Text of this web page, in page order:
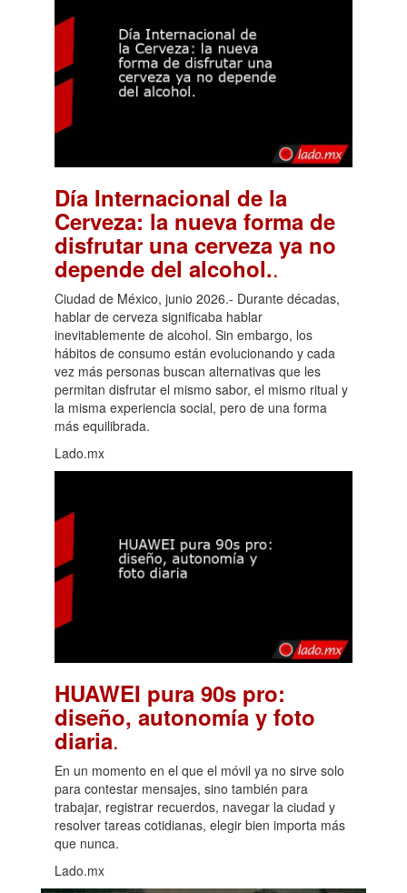
Día Internacional de la
Cerveza: la nueva forma de
disfrutar una cerveza ya no
depende del alcohol..
Ciudad de México, junio 2026.- Durante décadas,
hablar de cerveza significaba hablar
inevitablemente de alcohol. Sin embargo, los
hábitos de consumo están evolucionando y cada
vez más personas buscan alternativas que les
permitan disfrutar el mismo sabor, el mismo ritual y
la misma experiencia social, pero de una forma
más equilibrada.
Lado.mx
HUAWEI pura 90s pro:
diseño, autonomía y foto
diaria.
En un momento en el que el móvil ya no sirve solo
para contestar mensajes, sino también para
trabajar, registrar recuerdos, navegar la ciudad y
resolver tareas cotidianas, elegir bien importa más
que nunca.
Lado.mx